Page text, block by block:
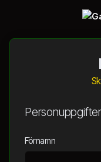
Personuppgifter
Förnamn